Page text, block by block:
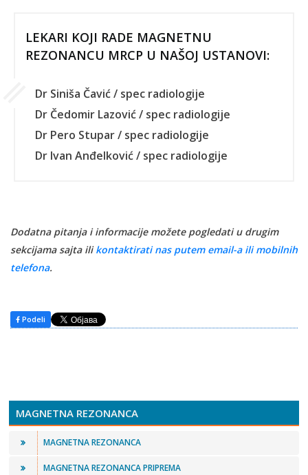
LEKARI KOJI RADE MAGNETNU
REZONANCU MRCP U NAŠOJ USTANOVI:
Dr Siniša Čavić / spec radiologije
Dr Čedomir Lazović / spec radiologije
Dr Pero Stupar / spec radiologije
Dr Ivan Anđelković / spec radiologije
Dodatna pitanja i informacije možete pogledati u drugim
sekcijama sajta ilikontaktirati nas putem email-a ili mobilnih
telefona.
Podeli
MAGNETNA REZONANCA
MAGNETNA REZONANCA
MAGNETNA REZONANCA PRIPREMA